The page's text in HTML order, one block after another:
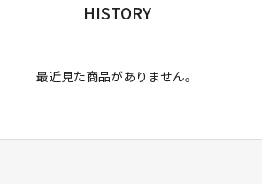
HISTORY
最近見た商品がありません。